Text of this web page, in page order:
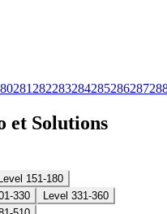
281 282283284285286287
et Solutions
151-180
330
Level 331-360